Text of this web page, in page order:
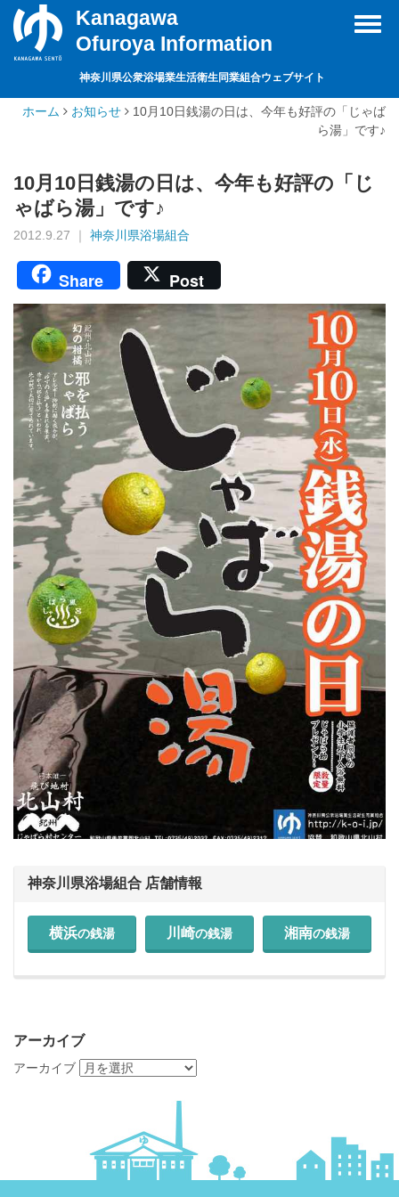
Kanagawa
Ofuroya Information
神奈川県公衆浴場業生活衛生同業組合ウェブサイト
ホーム お知らせ
10月10日銭湯の日は、今年も好評の「じゃば
ら湯」です♪
10月10日銭湯の日は、今年も好評の「じ
ゃばら湯」です♪
2012.9.27 ｜ 神奈川県浴場組合
Share Post
神奈川県浴場組合 店舗情報
横浜の銭湯 川崎の銭湯 湘南の銭湯
アーカイブ
アーカイブ